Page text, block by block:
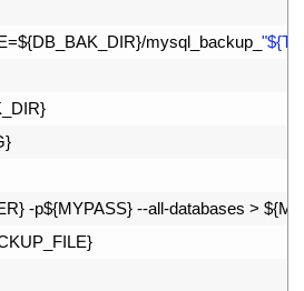
=${DB_BAK_DIR}/mysql_backup
}
}
} -p${MYPASS} --all-databases > ${
}